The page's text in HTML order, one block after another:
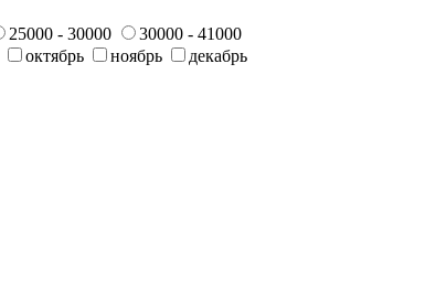
25000 - 30000
30000 - 41000
октябрь ноябрь декабрь